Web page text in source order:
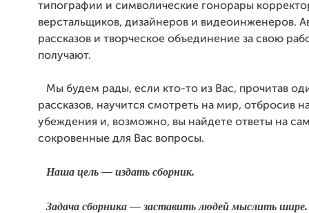
типографии и символические гонорары
верстальщиков, дизайнеров и видеоинженеров.
рассказов и творческое объединение за свою
получают.
Мы будем рады, если кто-то из Вас, прочитав
рассказов, научится смотреть на мир, отбросив
убеждения и, возможно, вы найдете ответы на
сокровенные для Вас вопросы.
Наша цель –– издать сборник.
Задача сборника –– заставить людей мыслить шире.